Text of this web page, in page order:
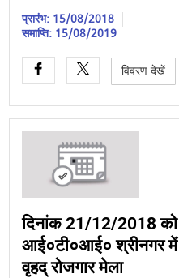
प्रारंभ: 15/08/2018
समाप्ति: 15/08/2019
विवरण देखें
दिनांक 21/12/2018 को
आई०टी०आई० श्रीनगर में
वृहद् रोजगार मेला